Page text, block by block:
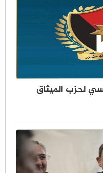
لحزب الميثاق